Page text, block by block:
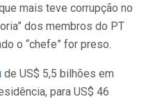
mais teve corrupção no
dos membros do PT
o “chefe” for preso.
de US$ 5,5 bilhões em
para US$ 46